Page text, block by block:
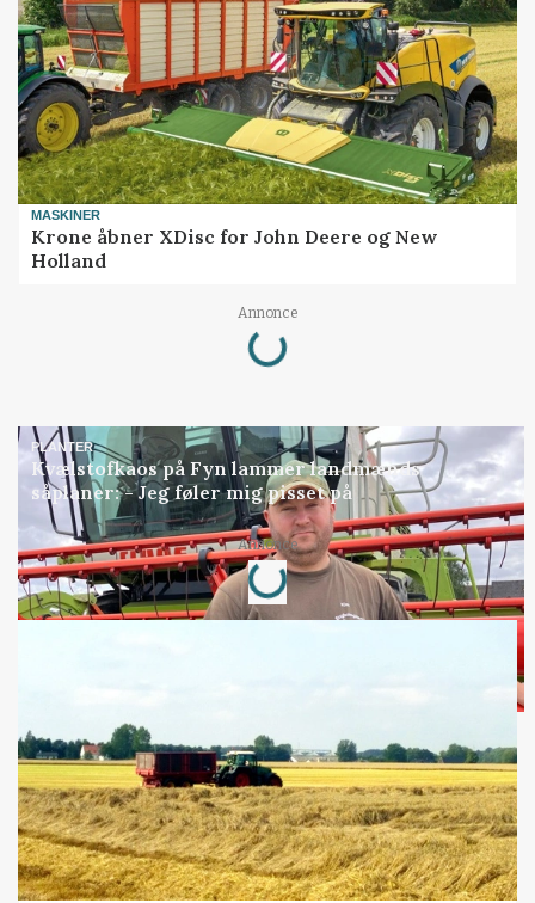
MASKINER
Krone åbner XDisc for John Deere og New
Holland
Annonce
Loading...
PLANTER
Kvælstofkaos på Fyn lammer landmænds
såplaner: - Jeg føler mig pisset på
Annonce
Loading...